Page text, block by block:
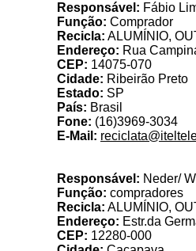
Responsável: Fábio
Função: Comprador
Recicla: ALUMÍNIO,
Endereço: Rua
CEP: 14075-070
Cidade: Ribeirão Preto
Estado: SP
País: Brasil
Fone: (16)3969-3034
E-Mail:
Responsável: Neder/
Função: compradores
Recicla: ALUMÍNIO,
Endereço: Estr.da
CEP: 12280-000